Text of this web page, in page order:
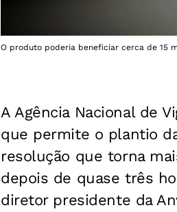
O produto poderia beneficiar cerca de 15
A Agência Nacional de
que permite o plantio
resolução que torna
depois de quase três
diretor presidente da